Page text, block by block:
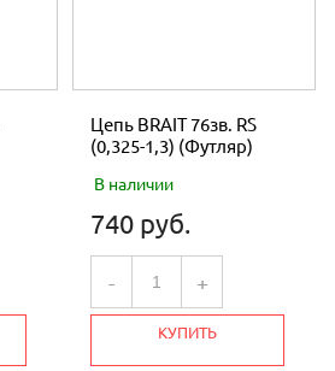
Цепь BRAIT 76зв. RS
(0,325-1,3) (Футляр)
В наличии
740 руб.
- +
КУПИТЬ